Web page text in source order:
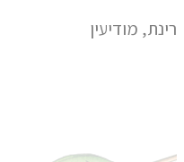
רינת, מודיעין